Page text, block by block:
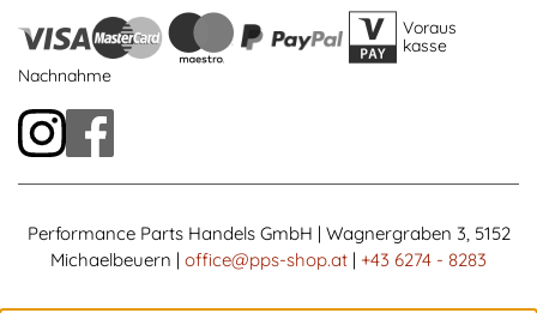
Voraus
kasse
Nachnahme
Performance Parts Handels GmbH | Wagnergraben 3, 5152
Michaelbeuern | office@pps-shop.at | +43 6274 - 8283